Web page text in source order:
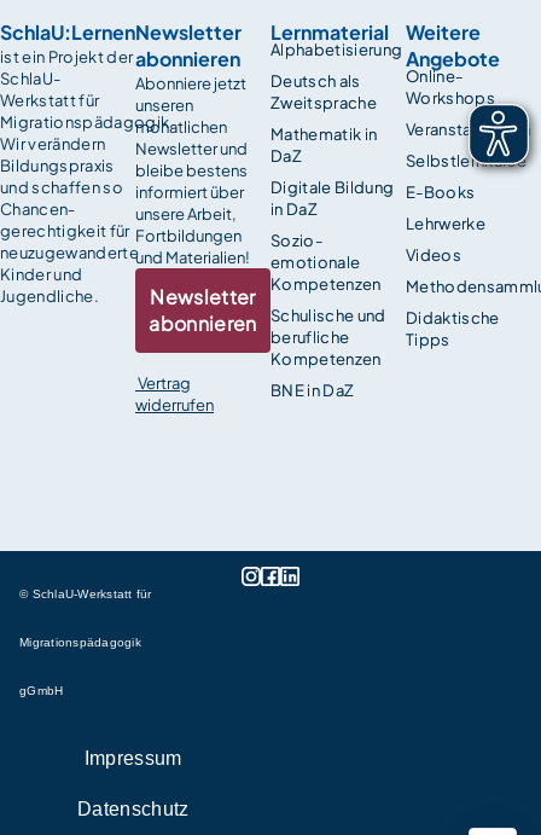
SchlaU:Lernen
ist ein Projekt der
SchlaU-
Werkstatt für
Migrationspädagogik.
Wir verändern
Bildungspraxis
und schaffen so
Chancen­
gerechtigkeit für
neuzugewanderte
Kinder und
Jugendliche.
Lernmaterial
Alphabetisierung
Deutsch als
Zweitsprache
Mathematik in
DaZ
Digitale Bildung
in DaZ
Sozio-
emotionale
Kompetenzen
Schulische und
berufliche
Kompetenzen
BNE in DaZ
Weitere
Angebote
Online-
Workshops
Veranstaltungen
Selbstlernkurse
E-Books
Lehrwerke
Videos
Didaktische
Tipps
Newsletter
abonnieren
Abonniere jetzt
unseren
monatlichen
Newsletter und
bleibe bestens
informiert über
unsere Arbeit,
Fortbildungen
und Materialien!
Newsletter
abonnieren
Vertrag
widerrufen
© SchlaU-Werkstatt für
Migrationspädagogik
gGmbH
Impressum
Datenschutz